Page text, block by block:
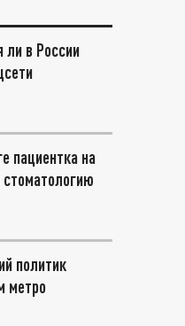
ли в России
пациентка на
политик
метро